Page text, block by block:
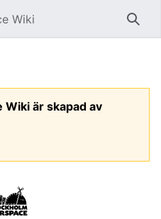
Wiki Sök
är skapad av